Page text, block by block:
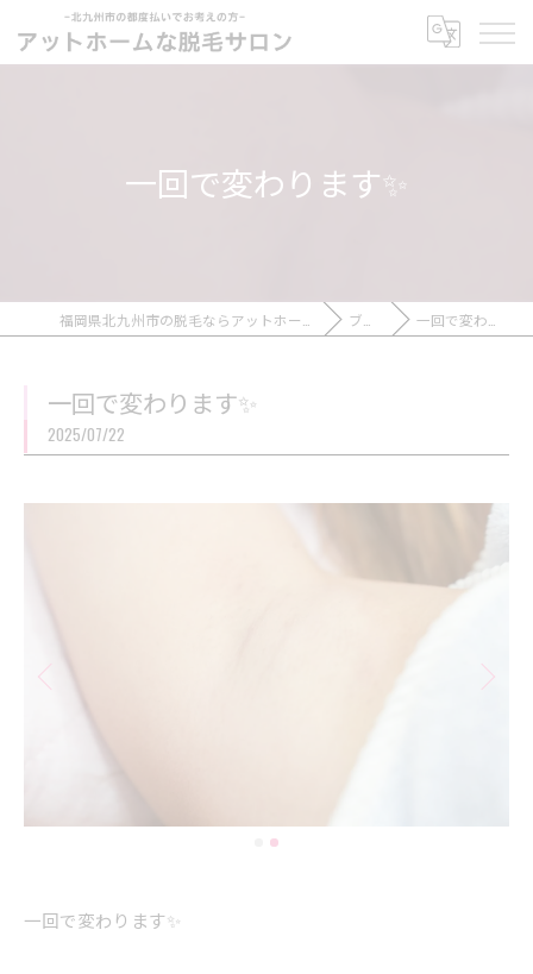
一回で変わります✨
ブログ 一回で変わります✨
一回で変わります✨
2025/07/22
一回で変わります✨